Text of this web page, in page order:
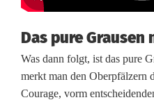
n
e
S
t
Das pure Grausen
Was dann folgt, ist das pure
merkt man den Oberpfälzern
Courage, vorm